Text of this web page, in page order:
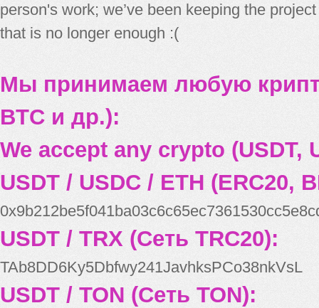
person's work; we’ve been keeping the
that is no longer enough :(
Мы принимаем любую
BTC и др.):
We accept any crypto (USDT,
USDT / USDC / ETH (ERC20,
USDT / TRX (Сеть TRC20):
TAb8DD6Ky5Dbfwy241JavhksPCo38nkVsL
USDT / TON (Сеть TON):